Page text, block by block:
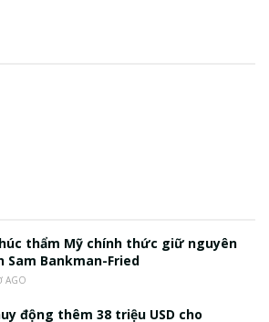
thẩm Mỹ chính thức giữ nguyên
Sam Bankman-Fried
AGO
động thêm 38 triệu USD cho